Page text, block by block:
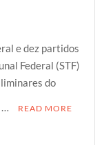
e dez partidos
Federal (STF)
do
…
READ MORE